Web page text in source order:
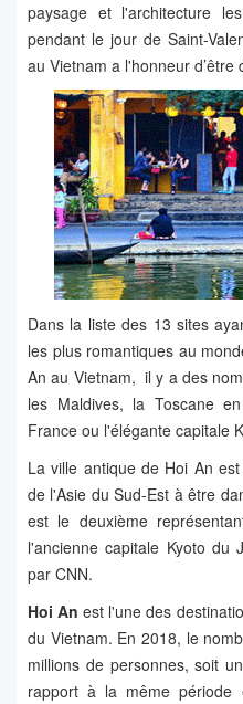
paysage et l'architecture
pendant le jour de Saint-
au Vietnam a l'honneur d’être
Dans la liste des 13 sites
les plus romantiques au
An au Vietnam, il y a des
les Maldives, la Toscane
France ou l'élégante capitale
La ville antique de Hoi An
de l'Asie du Sud-Est à être
est le deuxième
l'ancienne capitale Kyoto du
par CNN.
Hoi An est l'une des
du Vietnam. En 2018, le
millions de personnes, soit
rapport à la même